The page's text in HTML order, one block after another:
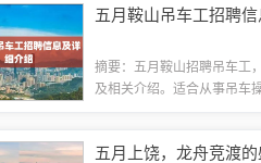
事。五月动漫H里番将为你带
五月鞍山吊车工招聘
摘要：五月鞍山招聘吊车工
及相关介绍。适合从事吊车
关职位。随着经济的繁荣和
五月上饶，龙舟竞渡的